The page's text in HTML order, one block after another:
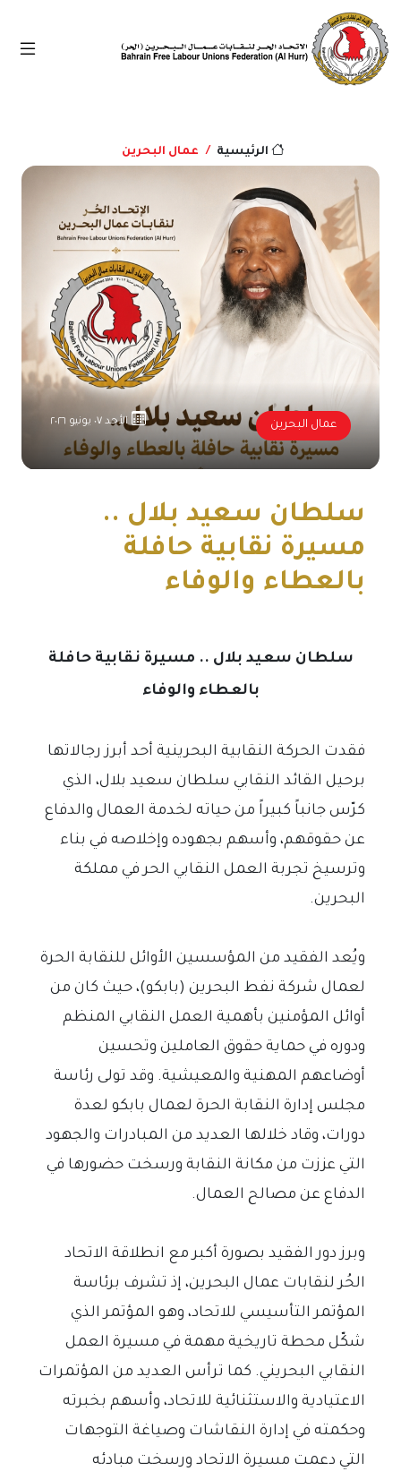
الرئيسية عمال البحرين
عمال البحرين الأحد ٠٧ يونيو ٢٠٢٦
سلطان سعيد بلال ..
مسيرة نقابية حافلة
بالعطاء والوفاء
سلطان سعيد بلال .. مسيرة نقابية حافلة
بالعطاء والوفاء
فقدت الحركة النقابية البحرينية أحد أبرز رجالاتها
برحيل القائد النقابي سلطان سعيد بلال، الذي
كرّس جانباً كبيراً من حياته لخدمة العمال والدفاع
عن حقوقهم، وأسهم بجهوده وإخلاصه في بناء
وترسيخ تجربة العمل النقابي الحر في مملكة
البحرين.
ويُعد الفقيد من المؤسسين الأوائل للنقابة الحرة
لعمال شركة نفط البحرين (بابكو)، حيث كان من
أوائل المؤمنين بأهمية العمل النقابي المنظم
ودوره في حماية حقوق العاملين وتحسين
أوضاعهم المهنية والمعيشية. وقد تولى رئاسة
مجلس إدارة النقابة الحرة لعمال بابكو لعدة
دورات، وقاد خلالها العديد من المبادرات والجهود
التي عززت من مكانة النقابة ورسخت حضورها في
الدفاع عن مصالح العمال.
وبرز دور الفقيد بصورة أكبر مع انطلاقة الاتحاد
الحُر لنقابات عمال البحرين، إذ تشرف برئاسة
المؤتمر التأسيسي للاتحاد، وهو المؤتمر الذي
شكّل محطة تاريخية مهمة في مسيرة العمل
النقابي البحريني. كما ترأس العديد من المؤتمرات
الاعتيادية والاستثنائية للاتحاد، وأسهم بخبرته
وحكمته في إدارة النقاشات وصياغة التوجهات
التي دعمت مسيرة الاتحاد ورسخت مبادئه